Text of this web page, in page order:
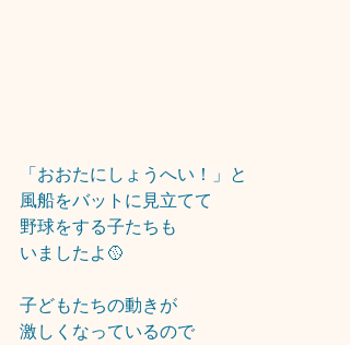
「おおたにしょうへい！」と
風船をバットに見立てて
野球をする子たちも
いましたよ🥎
子どもたちの動きが
激しくなっているので